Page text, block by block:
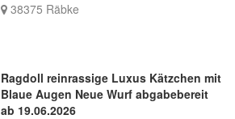
38375 Räbke
Ragdoll reinrassige Luxus Kätzchen mit
Blaue Augen Neue Wurf abgabebereit
ab 19.06.2026